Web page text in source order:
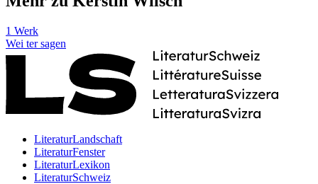
1 Werk
Wei ter sagen
LiteraturLandschaft
LiteraturFenster
LiteraturLexikon
LiteraturSchweiz